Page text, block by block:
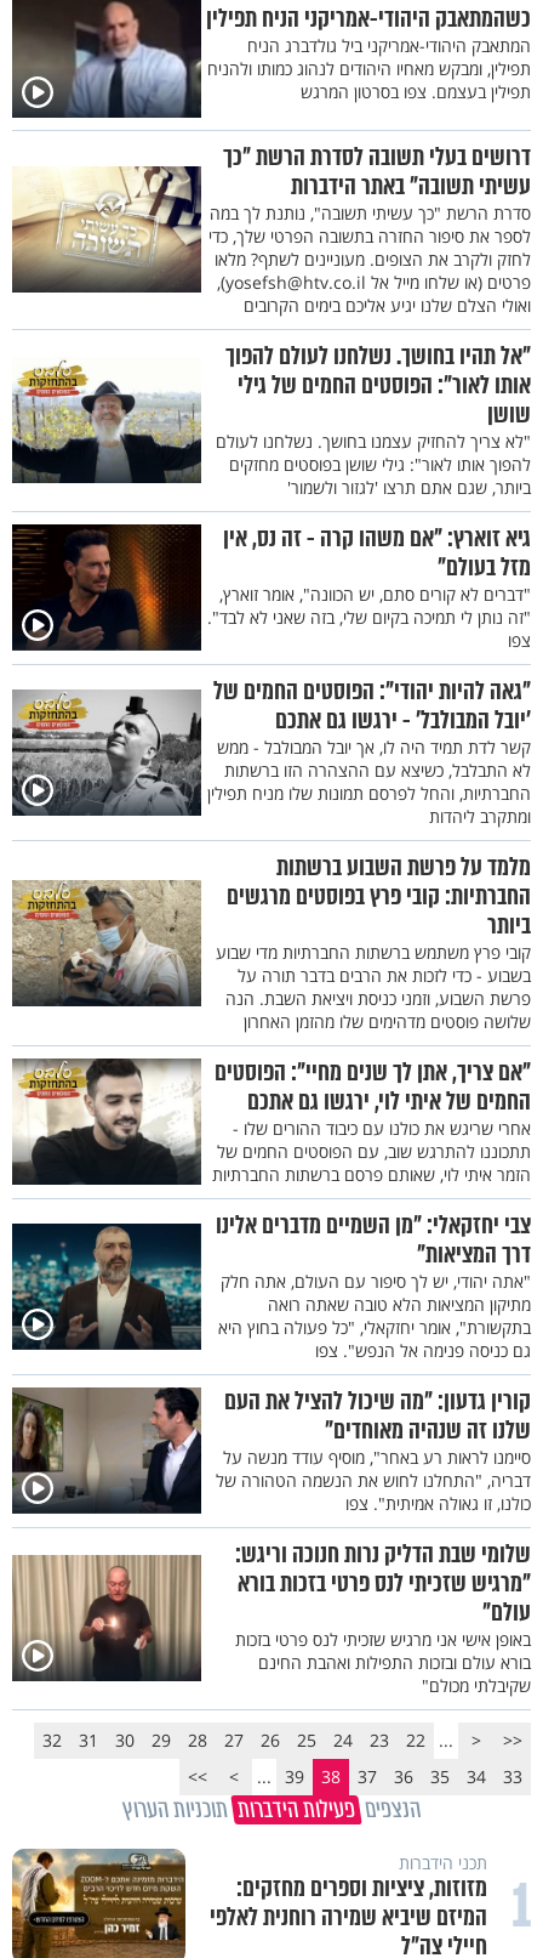
כשהמתאבק היהודי-אמריקני הניח תפילין
המתאבק היהודי-אמריקני ביל גולדברג הניח
תפילין, ומבקש מאחיו היהודים לנהוג כמותו ולהניח
תפילין בעצמם. צפו בסרטון המרגש
דרושים בעלי תשובה לסדרת הרשת "כך
עשיתי תשובה" באתר הידברות
סדרת הרשת "כך עשיתי תשובה", נותנת לך במה
לספר את סיפור החזרה בתשובה הפרטי שלך, כדי
לחזק ולקרב את הצופים. מעוניינים לשתף? מלאו
פרטים (או שלחו מייל אל yosefsh@htv.co.il),
ואולי הצלם שלנו יגיע אליכם בימים הקרובים
"אל תהיו בחושך. נשלחנו לעולם להפוך
אותו לאור": הפוסטים החמים של גילי
שושן
"לא צריך להחזיק עצמנו בחושך. נשלחנו לעולם
להפוך אותו לאור": גילי שושן בפוסטים מחזקים
ביותר, שגם אתם תרצו 'לגזור ולשמור'
גיא זוארץ: "אם משהו קרה - זה נס, אין
מזל בעולם"
"דברים לא קורים סתם, יש הכוונה", אומר זוארץ,
"זה נותן לי תמיכה בקיום שלי, בזה שאני לא לבד".
צפו
"גאה להיות יהודי": הפוסטים החמים של
'יובל המבולבל' - ירגשו גם אתכם
קשר לדת תמיד היה לו, אך יובל המבולבל - ממש
לא התבלבל, כשיצא עם ההצהרה הזו ברשתות
החברתיות, והחל לפרסם תמונות שלו מניח תפילין
ומתקרב ליהדות
מלמד על פרשת השבוע ברשתות
החברתיות: קובי פרץ בפוסטים מרגשים
ביותר
קובי פרץ משתמש ברשתות החברתיות מדי שבוע
בשבוע - כדי לזכות את הרבים בדבר תורה על
פרשת השבוע, וזמני כניסת ויציאת השבת. הנה
שלושה פוסטים מדהימים שלו מהזמן האחרון
"אם צריך, אתן לך שנים מחיי": הפוסטים
החמים של איתי לוי, ירגשו גם אתכם
אחרי שריגש את כולנו עם כיבוד ההורים שלו -
תתכוננו להתרגש שוב, עם הפוסטים החמים של
הזמר איתי לוי, שאותם פרסם ברשתות החברתיות
צבי יחזקאלי: "מן השמיים מדברים אלינו
דרך המציאות"
"אתה יהודי, יש לך סיפור עם העולם, אתה חלק
מתיקון המציאות הלא טובה שאתה רואה
בתקשורת", אומר יחזקאלי, "כל פעולה בחוץ היא
גם כניסה פנימה אל הנפש". צפו
קורין גדעון: "מה שיכול להציל את העם
שלנו זה שנהיה מאוחדים"
סיימנו לראות רע באחר", מוסיף עודד מנשה על
דבריה, "התחלנו לחוש את הנשמה הטהורה של
כולנו, זו גאולה אמיתית". צפו
שלומי שבת הדליק נרות חנוכה וריגש:
"מרגיש שזכיתי לנס פרטי בזכות בורא
עולם"
באופן אישי אני מרגיש שזכיתי לנס פרטי בזכות
בורא עולם ובזכות התפילות ואהבת החינם
שקיבלתי מכולם"
<<
<
...
22
23
24
25
26
27
28
29
30
31
32
33
34
35
36
37
38
39
...
>
>>
הנצפים פעילות הידברות תוכניות הערוץ
1 תכני הידברות
מזוזות, ציציות וספרים מחזקים:
המיזם שיביא שמירה רוחנית לאלפי
חיילי צה"ל